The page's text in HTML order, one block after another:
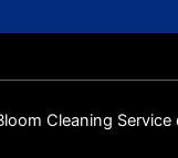
Cleaning Service